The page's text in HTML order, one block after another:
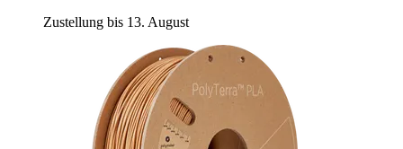
Zustellung bis 13. August